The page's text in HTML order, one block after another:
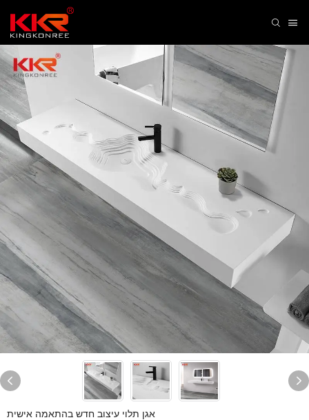
אגן תלוי עיצוב חדש בהתאמה אישית